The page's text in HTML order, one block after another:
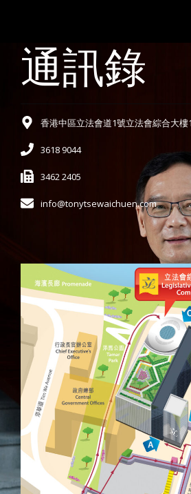
通訊錄
香港中區立法會道1號立法會綜合大樓
3618 9044
3462 2405
info@tonytsewaichuen.com